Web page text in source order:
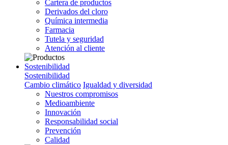
Cartera de productos
Derivados del cloro
Química intermedia
Farmacia
Tutela y seguridad
Atención al cliente
Sostenibilidad
Sostenibilidad
Cambio climático Igualdad y diversidad
Nuestros compromisos
Medioambiente
Innovación
Responsabilidad social
Prevención
Calidad